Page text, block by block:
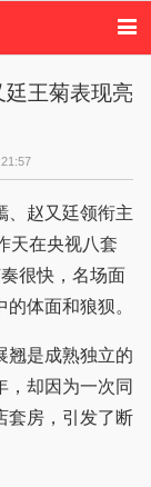
偶像活动
廷王菊表现亮
赵又廷领衔主
天在央视八套
很快，名场面
体面和狼狈。
是成熟独立的
，却因为一次同
套房，引发了断